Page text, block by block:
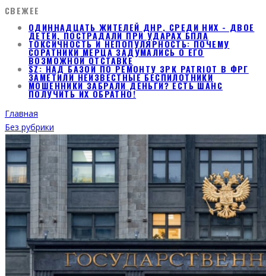
СВЕЖЕЕ
ОДИННАДЦАТЬ ЖИТЕЛЕЙ ДНР, СРЕДИ НИХ - ДВОЕ
ДЕТЕЙ, ПОСТРАДАЛИ ПРИ УДАРАХ БПЛА
ТОКСИЧНОСТЬ И НЕПОПУЛЯРНОСТЬ: ПОЧЕМУ
СОРАТНИКИ МЕРЦА ЗАДУМАЛИСЬ О ЕГО
ВОЗМОЖНОЙ ОТСТАВКЕ
SZ: НАД БАЗОЙ ПО РЕМОНТУ ЗРК PATRIOT В ФРГ
ЗАМЕТИЛИ НЕИЗВЕСТНЫЕ БЕСПИЛОТНИКИ
МОШЕННИКИ ЗАБРАЛИ ДЕНЬГИ? ЕСТЬ ШАНС
ПОЛУЧИТЬ ИХ ОБРАТНО!
Главная
Без рубрики